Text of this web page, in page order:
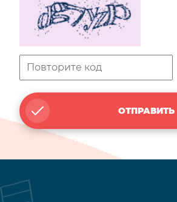
ОТПРАВИТЬ